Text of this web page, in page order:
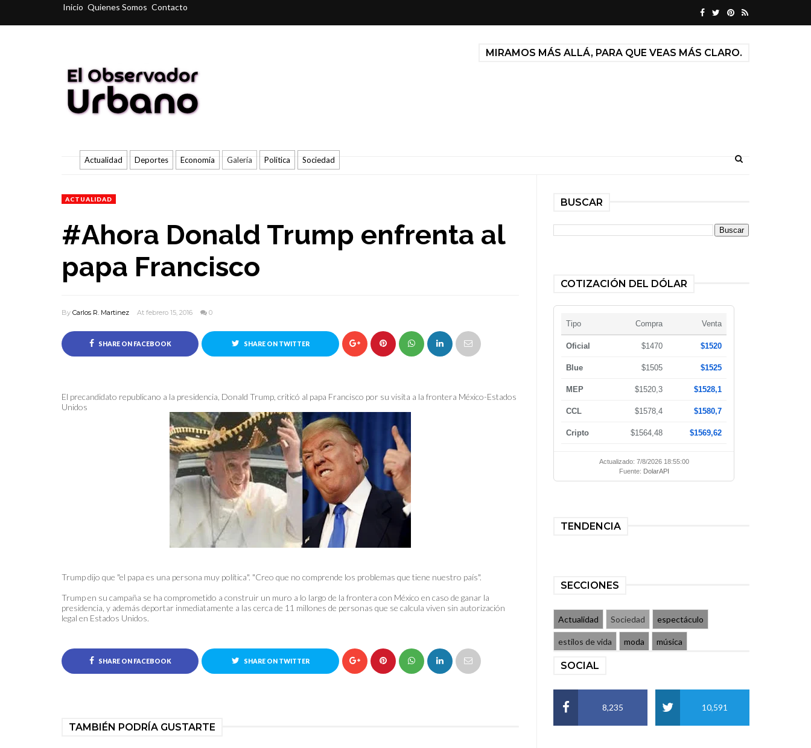
Inicio Quienes Somos Contacto
MIRAMOS MÁS ALLÁ, PARA QUE VEAS MÁS CLARO.
Actualidad Deportes Economía Galería Politica Sociedad
ACTUALIDAD
#Ahora Donald Trump enfrenta al
papa Francisco
By Carlos R. Martinez At febrero 15, 2016 0
SHARE ON FACEBOOK SHARE ON TWITTER
El precandidato republicano a la presidencia, Donald Trump, criticó al papa Francisco por su visita a la frontera México-Estados
Unidos
Trump dijo que "el papa es una persona muy política". "Creo que no comprende los problemas que tiene nuestro país".
Trump en su campaña se ha comprometido a construir un muro a lo largo de la frontera con México en caso de ganar la
presidencia, y además deportar inmediatamente a las cerca de 11 millones de personas que se calcula viven sin autorización
legal en Estados Unidos.
SHARE ON FACEBOOK SHARE ON TWITTER
TAMBIÉN PODRÍA GUSTARTE
BUSCAR
COTIZACIÓN DEL DÓLAR
Tipo Compra Venta
Oficial $1470 $1520
Blue $1505 $1525
MEP $1520,3 $1528,1
CCL $1578,4 $1580,7
Cripto $1564,48 $1569,62
Actualizado: 7/8/2026 18:55:00
Fuente: DolarAPI
TENDENCIA
SECCIONES
Actualidad Sociedad espectáculo
estilos de vida moda música
SOCIAL
8,235 10,591